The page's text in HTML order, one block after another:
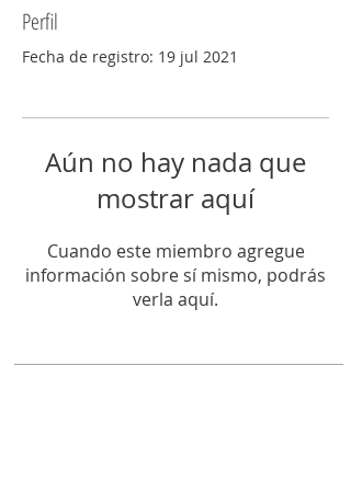
Perfil
Fecha de registro: 19 jul 2021
Aún no hay nada que
mostrar aquí
Cuando este miembro agregue
información sobre sí mismo, podrás
verla aquí.